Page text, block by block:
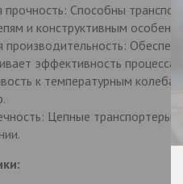
прочность: Способны
и конструктивным
производительность:
эффективность процесса.
к температурным
Цепные транспортеры